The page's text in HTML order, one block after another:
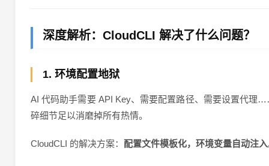
深度解析：CloudCLI 解决了什么问题？
1. 环境配置地狱
AI 代码助手需要 API Key、需要配置路径、需要设置代理
碎细节足以消磨掉所有热情。
CloudCLI 的解决方案： 配置文件模板化，环境变量自动注入